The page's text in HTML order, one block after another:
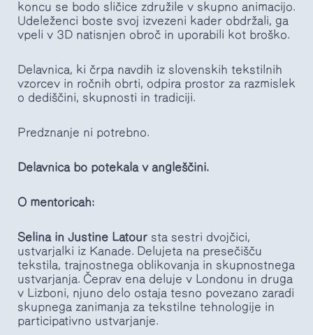
koncu se bodo sličice združile v skupno animacijo.
Udeleženci boste svoj izvezeni kader obdržali, ga
vpeli v 3D natisnjen obroč in uporabili kot broško.
Delavnica, ki črpa navdih iz slovenskih tekstilnih
vzorcev in ročnih obrti, odpira prostor za razmislek
o dediščini, skupnosti in tradiciji.
Predznanje ni potrebno.
Delavnica bo potekala v angleščini.
O mentoricah:
Selina in Justine Latour sta sestri dvojčici,
ustvarjalki iz Kanade. Delujeta na presečišču
tekstila, trajnostnega oblikovanja in skupnostnega
ustvarjanja. Čeprav ena deluje v Londonu in druga
v Lizboni, njuno delo ostaja tesno povezano zaradi
skupnega zanimanja za tekstilne tehnologije in
participativno ustvarjanje.